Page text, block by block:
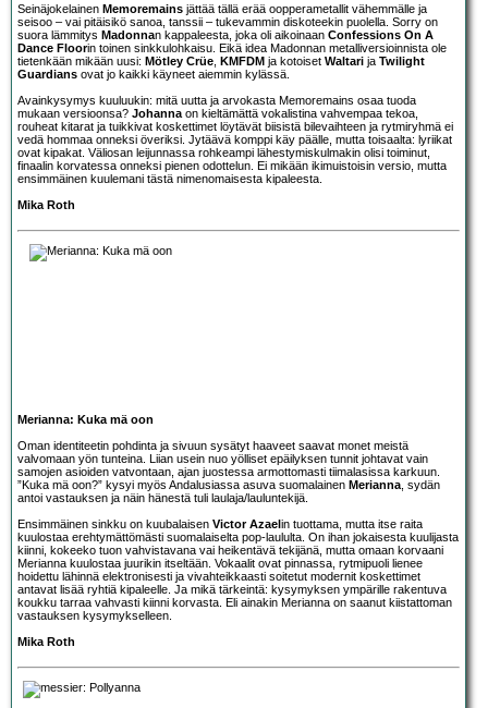
Seinäjokelainen Memoremains jättää tällä erää oopperametallit vähemmälle ja
seisoo – vai pitäisikö sanoa, tanssii – tukevammin diskoteekin puolella. Sorry on
suora lämmitys Madonnan kappaleesta, joka oli aikoinaan Confessions On A
Dance Floorin toinen sinkkulohkaisu. Eikä idea Madonnan metalliversioinnista ole
tietenkään mikään uusi: Mötley Crüe KMFDM ja kotoiset Waltari ja Twilight
Guardians ovat jo kaikki käyneet aiemmin kylässä.
Avainkysymys kuuluukin: mitä uutta ja arvokasta Memoremains osaa tuoda
mukaan versioonsa? Johanna on kieltämättä vokalistina vahvempaa tekoa,
rouheat kitarat ja tuikkivat koskettimet löytävät biisistä bilevaihteen ja rytmiryhmä ei
vedä hommaa onneksi överiksi. Jytäävä komppi käy päälle, mutta toisaalta: lyriikat
ovat kipakat. Väliosan leijunnassa rohkeampi lähestymiskulmakin olisi toiminut,
finaalin korvatessa onneksi pienen odottelun. Ei mikään ikimuistoisin versio, mutta
ensimmäinen kuulemani tästä nimenomaisesta kipaleesta.
Mika Roth
Merianna: Kuka mä oon
Oman identiteetin pohdinta ja sivuun sysätyt haaveet saavat monet meistä
valvomaan yön tunteina. Liian usein nuo yölliset epäilyksen tunnit johtavat vain
samojen asioiden vatvontaan, ajan juostessa armottomasti tiimalasissa karkuun.
”Kuka mä oon?” kysyi myös Andalusiassa asuva suomalainen Merianna , sydän
antoi vastauksen ja näin hänestä tuli laulaja/lauluntekijä.
Ensimmäinen sinkku on kuubalaisen Victor Azaelin tuottama, mutta itse raita
kuulostaa erehtymättömästi suomalaiselta pop-laululta. On ihan jokaisesta kuulijasta
kiinni, kokeeko tuon vahvistavana vai heikentävä tekijänä, mutta omaan korvaani
Merianna kuulostaa juurikin itseltään. Vokaalit ovat pinnassa, rytmipuoli lienee
hoidettu lähinnä elektronisesti ja vivahteikkaasti soitetut modernit koskettimet
antavat lisää ryhtiä kipaleelle. Ja mikä tärkeintä: kysymyksen ympärille rakentuva
koukku tarraa vahvasti kiinni korvasta. Eli ainakin Merianna on saanut kiistattoman
vastauksen kysymykselleen.
Mika Roth